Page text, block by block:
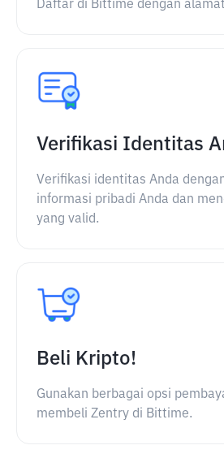
Daftar di Bittime dengan
Verifikasi Identitas
Verifikasi identitas Anda
informasi pribadi Anda dan
yang valid.
Beli Kripto!
Gunakan berbagai opsi
membeli Zentry di Bittime.